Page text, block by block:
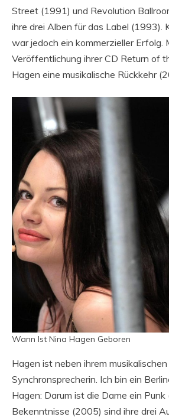
Street (1991) und Revolution
ihre drei Alben für das Label (1993).
war jedoch ein kommerzieller Erfolg.
Veröffentlichung ihrer CD Return of
Hagen eine musikalische Rückkehr
Wann Ist Nina Hagen Geboren
Hagen ist neben ihrem
Synchronsprecherin. Ich bin ein
Hagen: Darum ist die Dame ein
Bekenntnisse (2005) sind ihre drei